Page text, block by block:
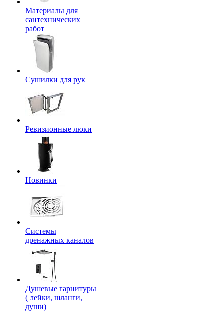
Материалы для
сантехнических
работ
Сушилки для рук
Ревизионные люки
Новинки
Системы
дренажных каналов
Душевые гарнитуры
( лейки, шланги,
души)